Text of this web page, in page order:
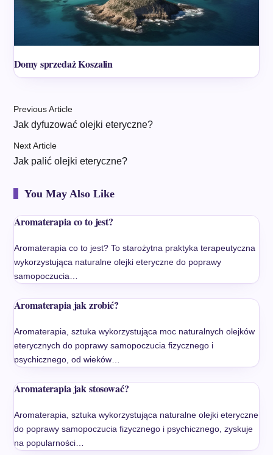
Domy sprzedaż Koszalin
Previous Article
Jak dyfuzować olejki eteryczne?
Next Article
Jak palić olejki eteryczne?
You May Also Like
Aromaterapia co to jest?
Aromaterapia co to jest? To starożytna praktyka terapeutyczna
wykorzystująca naturalne olejki eteryczne do poprawy
samopoczucia…
Aromaterapia jak zrobić?
Aromaterapia, sztuka wykorzystująca moc naturalnych olejków
eterycznych do poprawy samopoczucia fizycznego i
psychicznego, od wieków…
Aromaterapia jak stosować?
Aromaterapia, sztuka wykorzystująca naturalne olejki eteryczne
do poprawy samopoczucia fizycznego i psychicznego, zyskuje
na popularności…